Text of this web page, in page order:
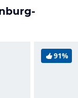
91%